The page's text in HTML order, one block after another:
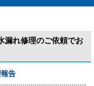
漏れ修理のご依頼でお
告